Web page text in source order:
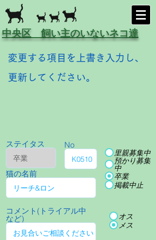
中央区 飼い主のいないネコ達
変更する項目を上書き入力し、
更新してください。
ステイタス No
猫の名前
里親募集中
預かり募集
中
卒業
掲載中止
コメント(トライアル中
など)
オス
メス